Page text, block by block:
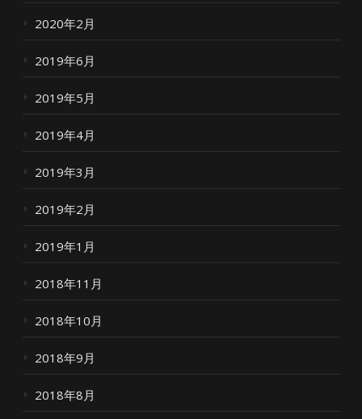
2020年2月
2019年6月
2019年5月
2019年4月
2019年3月
2019年2月
2019年1月
2018年11月
2018年10月
2018年9月
2018年8月